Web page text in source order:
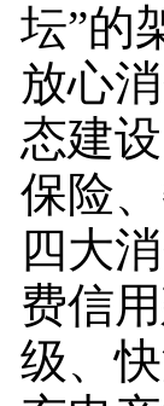
坛”的
放心
态建
保险
四大
费信
级、